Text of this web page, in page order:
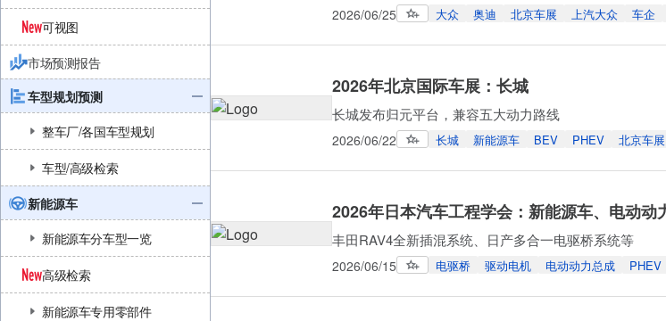
可视图
市场预测报告
车型规划预测
整车厂/各国车型规划
车型/高级检索
新能源车
新能源车分车型一览
高级检索
新能源车专用零部件
2026/06/25 大众 奥迪 北京车展 上汽大众 车企
2026年北京国际车展：长城
长城发布归元平台，兼容五大动力路线
2026/06/22 长城 新能源车 BEV PHEV 北京车展
2026年日本汽车工程学会：新能源车、电动动
丰田RAV4全新插混系统、日产多合一电驱桥系统等
2026/06/15 电驱桥 驱动电机 电动动力总成 PHEV